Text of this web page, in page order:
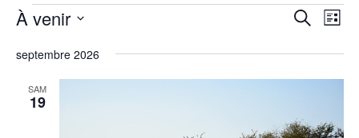
Évènements
de
Recherche
de
Liste
À venir
une
septembre 2026
SAM
19